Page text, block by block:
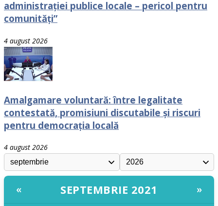
administrației publice locale – pericol pentru
comunități”
4 august 2026
Amalgamare voluntară: între legalitate
contestată, promisiuni discutabile și riscuri
pentru democrația locală
4 august 2026
« SEPTEMBRIE 2021 »